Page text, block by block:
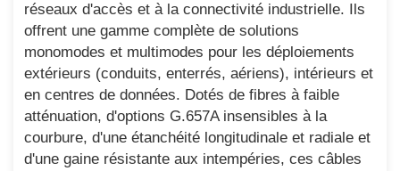
réseaux d'accès et à la connectivité industrielle. Ils
offrent une gamme complète de solutions
monomodes et multimodes pour les déploiements
extérieurs (conduits, enterrés, aériens), intérieurs et
en centres de données. Dotés de fibres à faible
atténuation, d'options G.657A insensibles à la
courbure, d'une étanchéité longitudinale et radiale et
d'une gaine résistante aux intempéries, ces câbles